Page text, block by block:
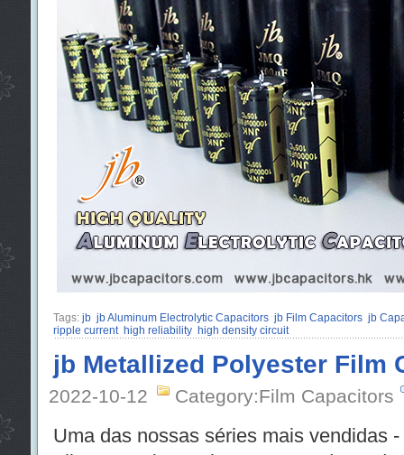
Tags: jb jb Aluminum Electrolytic Capacitors jb Film Capacitors jb
ripple current
high reliability high density circuit
jb Metallized Polyester Film
2022-10-12 Category:Film Capacitors
Uma das nossas séries mais vendidas -